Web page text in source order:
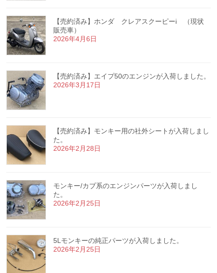
【売約済み】ホンダ クレアスクーピーi （現状
販売車）
2026年4月6日
【売約済み】エイプ50のエンジンが入荷しました。
2026年3月17日
【売約済み】モンキー用の社外シートが入荷しまし
た。
2026年2月28日
モンキー/カブ系のエンジンパーツが入荷しまし
た。
2026年2月25日
5Lモンキーの純正パーツが入荷しました。
2026年2月25日